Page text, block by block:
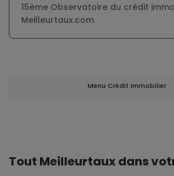
15ème Observatoire du crédit
Meilleurtaux.com
Menu Crédit immobilier
Tout Meilleurtaux dans